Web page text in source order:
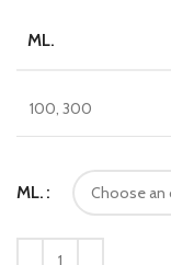
ML.
100, 300
ML.